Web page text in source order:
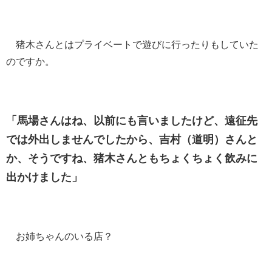
猪木さんとはプライベートで遊びに行ったりもしていた
のですか。
「馬場さんはね、以前にも言いましたけど、遠征先
では外出しませんでしたから、吉村（道明）さんと
か、そうですね、猪木さんともちょくちょく飲みに
出かけました」
お姉ちゃんのいる店？